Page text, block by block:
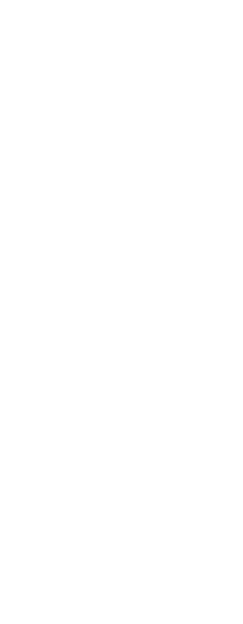
El Santo Padre ha
las cooperativas de la
cooperativa granadina,
La comitiva estuvo
Tamayo, y encabezada
Durante la recepción en
por el gran número de
a todos «a trabajar en
trabajáis con el corazón y
El encuentro subraya los
España y destaca la
cooperativismo, nacido
producción, distribución y
valores del evangelio desde